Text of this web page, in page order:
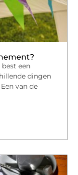
een
dingen
van de